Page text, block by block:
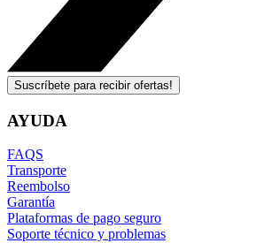
Suscríbete para recibir ofertas!
AYUDA
FAQS
Transporte
Reembolso
Garantía
Plataformas de pago seguro
Soporte técnico y problemas